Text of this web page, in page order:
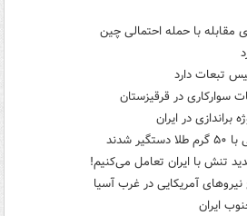
مقابله با حمله احتمالی چین
تبعات دارد
سوارکاری در قرقیزستان
در ایران
تنش با ایران تعامل می‌کنیم!
نیروهای آمریکایی در غرب آسیا
ایران